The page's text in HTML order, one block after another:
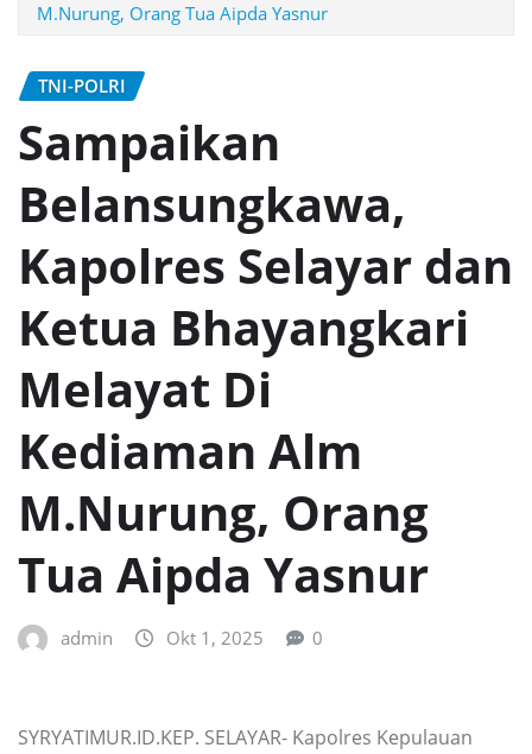
M.Nurung, Orang Tua Aipda Yasnur
TNI-POLRI
Sampaikan
Belansungkawa,
Kapolres Selayar dan
Ketua Bhayangkari
Melayat Di
Kediaman Alm
M.Nurung, Orang
Tua Aipda Yasnur
admin Okt 1, 2025 0
SYRYATIMUR.ID.KEP. SELAYAR- Kapolres Kepulauan